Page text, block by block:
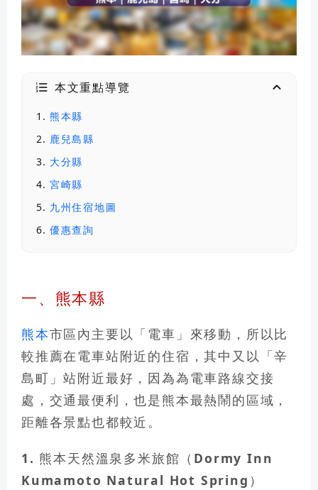
search
本文重點導覽
熊本縣
鹿兒島縣
大分縣
宮崎縣
九州住宿地圖
優惠查詢
一、熊本縣
熊本市區內主要以「電車」來移動，所以比
較推薦在電車站附近的住宿，其中又以「辛
島町 」站附近最好，因為為電車路線交接
處，交通最便利，也是熊本最熱鬧的區域，
距離各景點也都較近。
1. 熊本天然溫泉多米旅館（Dormy Inn
Kumamoto Natural Hot Spring）